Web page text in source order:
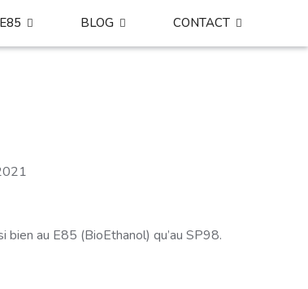
E85 BLOG CONTACT
au E85 (BioEthanol) qu’au SP98.